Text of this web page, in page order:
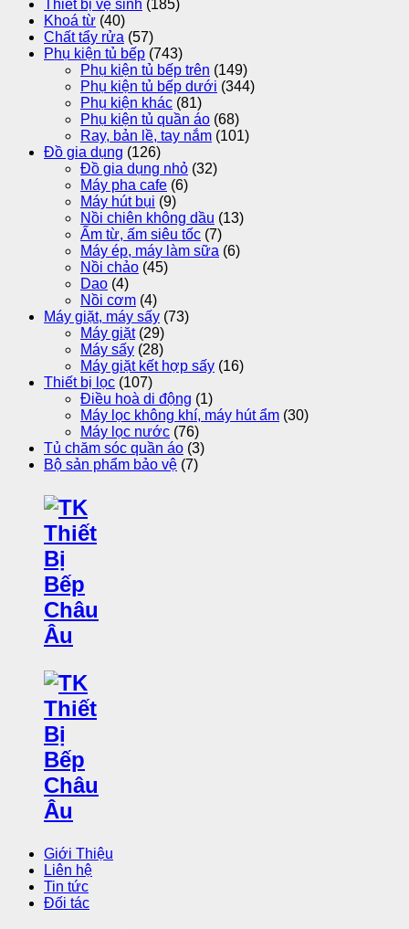
Thiết bị vệ sinh (185)
Khoá từ (40)
Chất tẩy rửa (57)
Phụ kiện tủ bếp (743)
Phụ kiện tủ bếp trên (149)
Phụ kiện tủ bếp dưới (344)
Phụ kiện khác (81)
Phụ kiện tủ quần áo (68)
Ray, bản lề, tay nắm (101)
Đồ gia dụng (126)
Đồ gia dụng nhỏ (32)
Máy pha cafe (6)
Máy hút bụi (9)
Nồi chiên không dầu (13)
Ấm từ, ấm siêu tốc (7)
Máy ép, máy làm sữa (6)
Nồi chảo (45)
Dao (4)
Nồi cơm (4)
Máy giặt, máy sấy (73)
Máy giặt (29)
Máy sấy (28)
Máy giặt kết hợp sấy (16)
Thiết bị lọc (107)
Điều hoà di động (1)
Máy lọc không khí, máy hút ẩm (30)
Máy lọc nước (76)
Tủ chăm sóc quần áo (3)
Bộ sản phẩm bảo vệ (7)
Giới Thiệu
Liên hệ
Tin tức
Đối tác